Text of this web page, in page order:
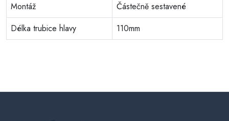
Montáž
Částečně sestavené
Délka trubice hlavy
110mm